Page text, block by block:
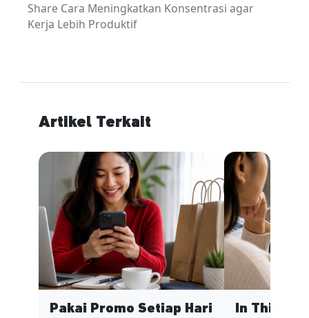
Share Cara Meningkatkan Konsentrasi agar
Kerja Lebih Produktif
Artikel Terkait
Pakai Promo Setiap Hari
In This